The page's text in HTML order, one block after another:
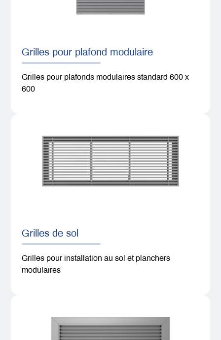
Grilles pour plafond modulaire
Grilles pour plafonds modulaires standard 600 x
600
Grilles de sol
Grilles pour installation au sol et planchers
modulaires